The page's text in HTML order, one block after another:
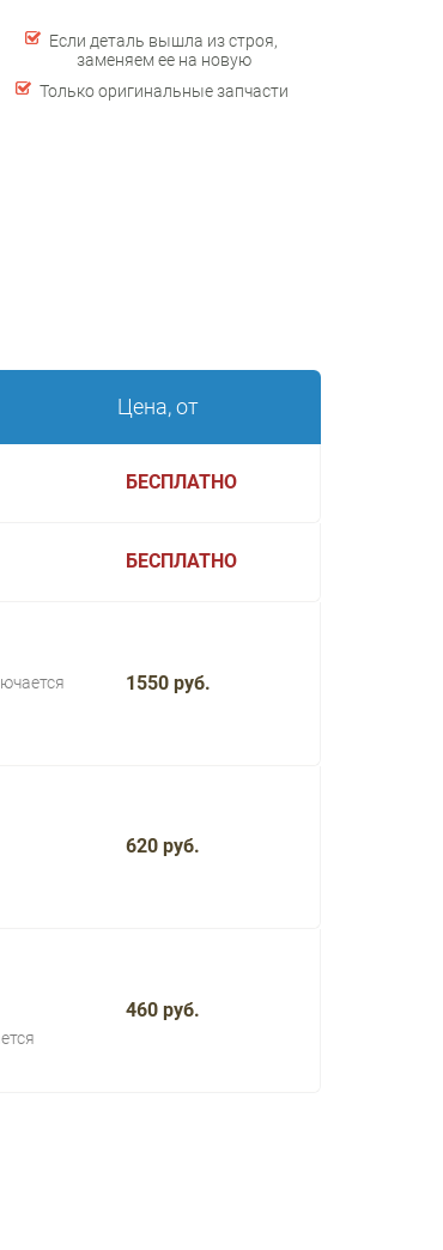
Если деталь вышла из строя,
заменяем ее на новую
Только оригинальные запчасти
Цена, от
БЕСПЛАТНО
БЕСПЛАТНО
1550 руб.
620 руб.
460 руб.